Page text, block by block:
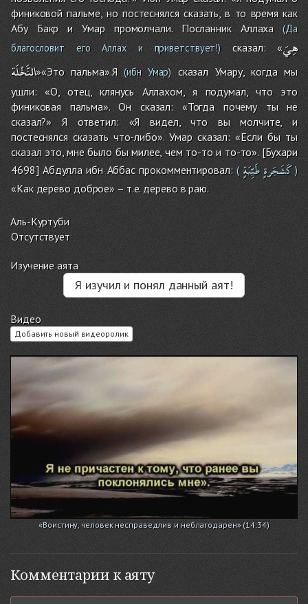
финиковой пальме, но постеснялся сказать, в то время как
Абу Бакр и Умар промолчали. Посланник Аллаха (Да
благословит его Аллах и приветствует!) сказал: «هِيَ
النَّخْلَة»«Это пальма».Я(ибн Умар) сказал Умару, когда мы
ушли: «О, отец, клянусь Аллахом, я подумал, что это
финиковая пальма». Он сказал: «Тогда почему ты не
сказал?» Я ответил: «Я видел, что вы молчите, и
постеснялся сказать что-либо». Умар сказал: «Если бы ты
сказал это, мне было бы милее, чем то-то и то-то». [Бухари
4698] Абдулла ибн Аббас прокомментировал:( كَشَجَرةٍطَيِّبَةٍ )
«Как дерево доброе» – т.е. дерево в раю.
Аль-Куртуби
Отсутствует
Изучение аята
Я изучил и понял данный аят!
Видео
Добавить новый видеоролик
«Воистину, человек несправедлив и неблагодарен» (14:34)
Комментарии к аяту